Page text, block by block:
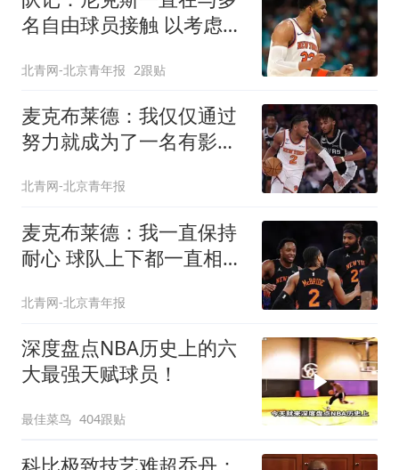
名自由球员接触 以考虑填
北青网-北京青年报 2跟贴
麦克布莱德：我仅仅通过
努力就成为了一名有影响
北青网-北京青年报
麦克布莱德：我一直保持
耐心 球队上下都一直相信
北青网-北京青年报
深度盘点NBA历史上的六
大最强天赋球员！
最佳菜鸟 404跟贴